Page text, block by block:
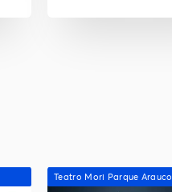
Teatro Mori Parque Arauco